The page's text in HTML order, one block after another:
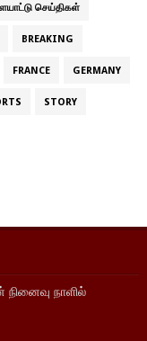
செய்திகள்
BREAKING
FRANCE GERMANY
STORY
நாளில்